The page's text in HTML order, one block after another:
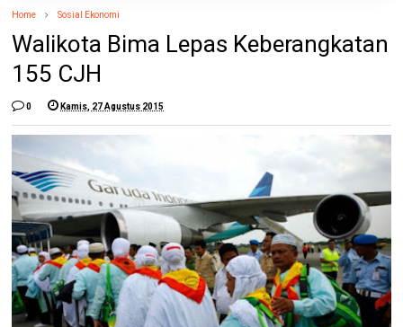
Home Sosial Ekonomi
Walikota Bima Lepas Keberangkatan
155 CJH
0 Kamis, 27 Agustus 2015